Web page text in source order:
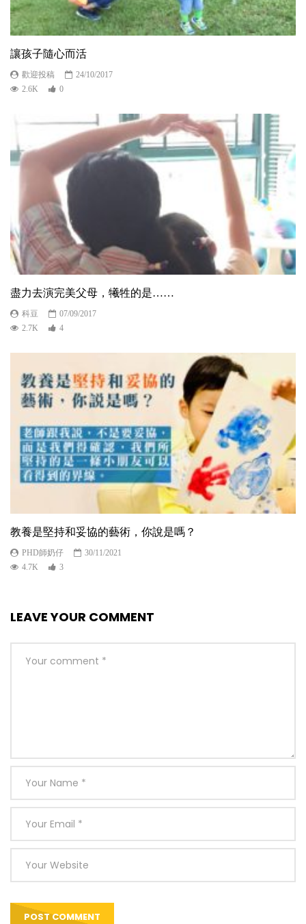
讓孩子隨心而活
歡迎投稿
24/10/2017
2.6K
0
盡力去演完美父母，犧牲的是……
科豆
07/09/2017
2.7K
4
教養是堅持和妥協的藝術，你說是嗎？
PHD師奶仔
30/11/2021
4.7K
3
LEAVE YOUR COMMENT